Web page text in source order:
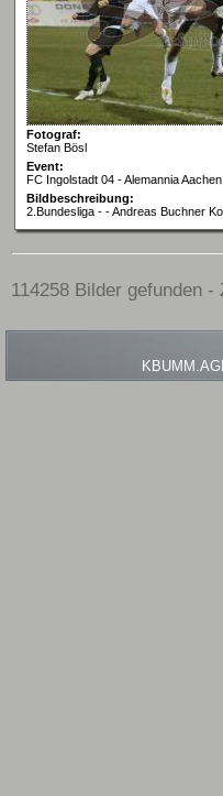
Fotograf:
Stefan Bösl
Event:
FC Ingolstadt 04 - Alemannia Aachen
Bildbeschreibung:
2.Bundesliga - - Andreas Buchner
114258 Bilder gefunden -